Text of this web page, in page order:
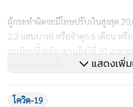
ผู้กระทำผิดจะมีโทษปรับเงินสูงสุด
2.2 แสนบาท) หรือจำคุก 6 เดือน หรื
ระเบียบนี้จะมีอายุจนถึงวัที่ 30 เมษ
โควิด-19